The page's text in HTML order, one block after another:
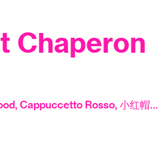
Chaperon
Cappuccetto Rosso, 小红帽…